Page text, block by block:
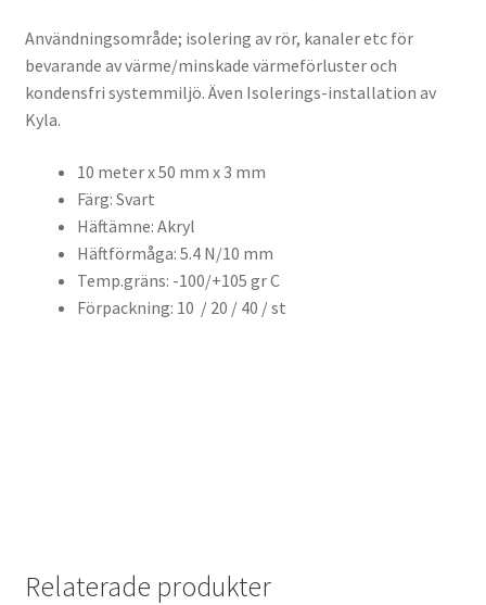
Användningsområde; isolering av rör, kanaler etc för
bevarande av värme/minskade värmeförluster och
kondensfri systemmiljö. Även Isolerings-installation av
Kyla.
10 meter x 50 mm x 3 mm
Färg: Svart
Häftämne: Akryl
Häftförmåga: 5.4 N/10 mm
Temp.gräns: -100/+105 gr C
Förpackning: 10 / 20 / 40 / st
Relaterade produkter